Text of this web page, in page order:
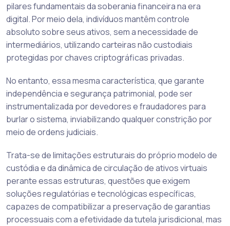
pilares fundamentais da soberania financeira na era
digital. Por meio dela, indivíduos mantêm controle
absoluto sobre seus ativos, sem a necessidade de
intermediários, utilizando carteiras não custodiais
protegidas por chaves criptográficas privadas.
No entanto, essa mesma característica, que garante
independência e segurança patrimonial, pode ser
instrumentalizada por devedores e fraudadores para
burlar o sistema, inviabilizando qualquer constrição por
meio de ordens judiciais.
Trata-se de limitações estruturais do próprio modelo de
custódia e da dinâmica de circulação de ativos virtuais
perante essas estruturas, questões que exigem
soluções regulatórias e tecnológicas específicas,
capazes de compatibilizar a preservação de garantias
processuais com a efetividade da tutela jurisdicional, mas